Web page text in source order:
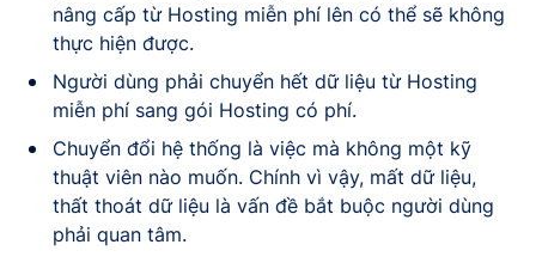
nâng cấp từ Hosting miễn phí lên có thể sẽ không
thực hiện được.
Người dùng phải chuyển hết dữ liệu từ Hosting
miễn phí sang gói Hosting có phí.
Chuyển đổi hệ thống là việc mà không một kỹ
thuật viên nào muốn. Chính vì vậy, mất dữ liệu,
thất thoát dữ liệu là vấn đề bắt buộc người dùng
phải quan tâm.